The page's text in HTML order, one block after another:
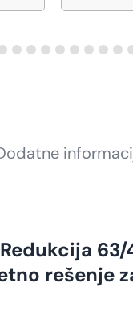
Redukcija
rešenje